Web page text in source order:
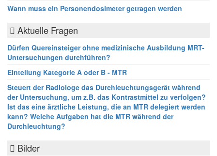
Wann muss ein Personendosimeter getragen werden
Aktuelle Fragen
Dürfen Quereinsteiger ohne medizinische Ausbildung MRT-
Untersuchungen durchführen?
Einteilung Kategorie A oder B - MTR
Steuert der Radiologe das Durchleuchtungsgerät während
der Untersuchung, um z.B. das Kontrastmittel zu verfolgen?
Ist das eine ärztliche Leistung, die an MTR delegiert werden
kann? Welche Aufgaben hat die MTR während der
Durchleuchtung?
Bilder